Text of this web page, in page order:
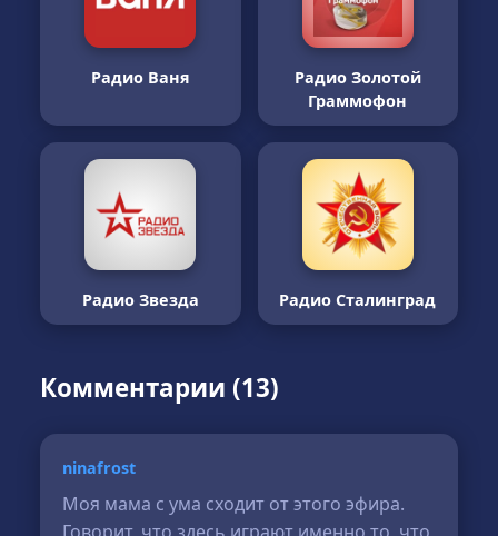
Радио Ваня
Радио Золотой
Граммофон
Радио Звезда Радио Сталинград
Комментарии (13)
ninafrost
Моя мама с ума сходит от этого эфира.